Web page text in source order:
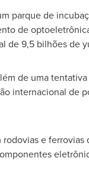
parque de
de
de 9,5 bilhões de
de uma
internacional de
e ferrovias